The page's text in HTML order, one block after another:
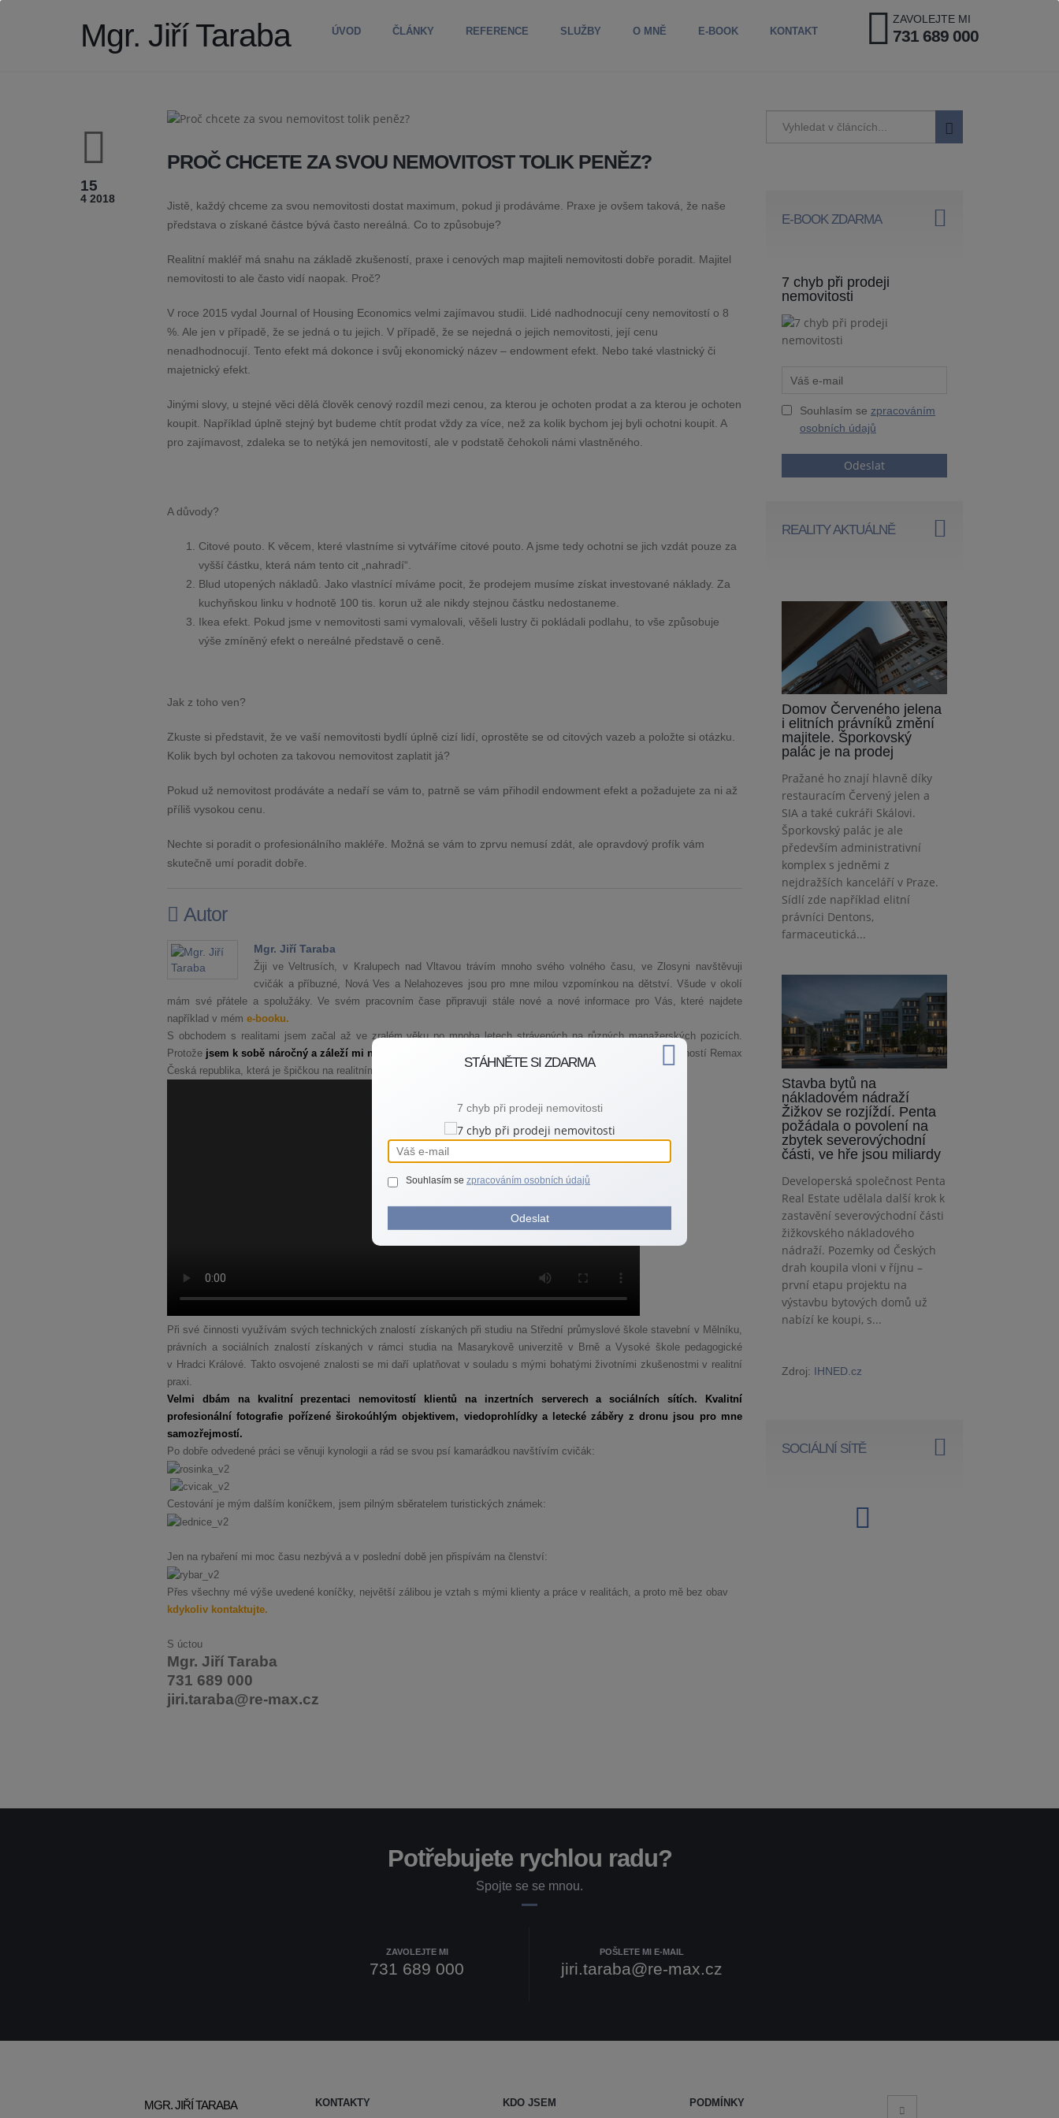
Mgr. Jiří Taraba ZAVOLEJTE MI
731 689 000
ÚVOD ČLÁNKY REFERENCE SLUŽBY O MNĚ E-BOOK KONTAKT
15
4 2018
PROČ CHCETE ZA SVOU NEMOVITOST TOLIK PENĚZ?
Jistě, každý chceme za svou nemovitosti dostat maximum, pokud ji prodáváme. Praxe je ovšem taková, že naše
představa o získané částce bývá často nereálná. Co to způsobuje?
Realitní makléř má snahu na základě zkušeností, praxe i cenových map majiteli nemovitosti dobře poradit. Majitel
nemovitosti to ale často vidí naopak. Proč?
V roce 2015 vydal Journal of Housing Economics velmi zajímavou studii. Lidé nadhodnocují ceny nemovitostí o 8
%. Ale jen v případě, že se jedná o tu jejich. V případě, že se nejedná o jejich nemovitosti, její cenu
nenadhodnocují. Tento efekt má dokonce i svůj ekonomický název – endowment efekt. Nebo také vlastnický či
majetnický efekt.
Jinými slovy, u stejné věci dělá člověk cenový rozdíl mezi cenou, za kterou je ochoten prodat a za kterou je ochoten
koupit. Například úplně stejný byt budeme chtít prodat vždy za více, než za kolik bychom jej byli ochotni koupit. A
pro zajímavost, zdaleka se to netýká jen nemovitostí, ale v podstatě čehokoli námi vlastněného.
A důvody?
Citové pouto. K věcem, které vlastníme si vytváříme citové pouto. A jsme tedy ochotni se jich vzdát pouze za
vyšší částku, která nám tento cit „nahradí“.
Blud utopených nákladů. Jako vlastnící míváme pocit, že prodejem musíme získat investované náklady. Za
kuchyňskou linku v hodnotě 100 tis. korun už ale nikdy stejnou částku nedostaneme.
Ikea efekt. Pokud jsme v nemovitosti sami vymalovali, věšeli lustry či pokládali podlahu, to vše způsobuje
výše zmíněný efekt o nereálné představě o ceně.
Jak z toho ven?
Zkuste si představit, že ve vaší nemovitosti bydlí úplně cizí lidí, oprostěte se od citových vazeb a položte si otázku.
Kolik bych byl ochoten za takovou nemovitost zaplatit já?
Pokud už nemovitost prodáváte a nedaří se vám to, patrně se vám přihodil endowment efekt a požadujete za ni až
příliš vysokou cenu.
Nechte si poradit o profesionálního makléře. Možná se vám to zprvu nemusí zdát, ale opravdový profík vám
skutečně umí poradit dobře.
Autor
Mgr. Jiří Taraba
Žiji ve Veltrusích, v Kralupech nad Vltavou trávím mnoho svého volného času, ve Zlosyni navštěvuji
cvičák a příbuzné, Nová Ves a Nelahozeves jsou pro mne milou vzpomínkou na dětství. Všude v okolí
mám své přátele a spolužáky. Ve svém pracovním čase připravuji stále nové a nové informace pro Vás, které najdete
například v mém e-booku.
S obchodem s realitami jsem začal až ve zralém věku po mnoha letech strávených na různých manažerských pozicích.
Protože jsem k sobě náročný a záleží mi na kvalitě mé práce
, rozhodl jsem se spojit své podnikání se společností Remax
Česká republika, která je špičkou na realitním trhu.
Při své činnosti využívám svých technických znalostí získaných při studiu na Střední průmyslové škole stavební v Mělníku,
právních a sociálních znalostí získaných v rámci studia na Masarykově univerzitě v Brně a Vysoké škole pedagogické
v Hradci Králové. Takto osvojené znalosti se mi daří uplatňovat v souladu s mými bohatými životními zkušenostmi v realitní
praxi.
Velmi dbám na kvalitní prezentaci nemovitostí klientů na inzertních serverech a sociálních sítích. Kvalitní
profesionální fotografie pořízené širokoúhlým objektivem, viedoprohlídky a letecké záběry z dronu jsou pro mne
samozřejmostí.
Po dobře odvedené práci se věnuji kynologii a rád se svou psí kamarádkou navštívím cvičák:
Cestování je mým dalším koníčkem, jsem pilným sběratelem turistických známek:
Jen na rybaření mi moc času nezbývá a v poslední době jen přispívám na členství:
Přes všechny mé výše uvedené koníčky, největší zálibou je vztah s mými klienty a práce v realitách, a proto mě bez obav
kdykoliv kontaktujte.
S úctou
Mgr. Jiří Taraba
731 689 000
jiri.taraba@re-max.cz
E-BOOK ZDARMA
7 chyb při prodeji
nemovitosti
Souhlasím se zpracováním
osobních údajů
Odeslat
REALITY AKTUÁLNĚ
Domov Červeného jelena
i elitních právníků změní
majitele. Šporkovský
palác je na prodej
Pražané ho znají hlavně díky
restauracím Červený jelen a
SIA a také cukráři Skálovi.
Šporkovský palác je ale
především administrativní
komplex s jedněmi z
nejdražších kanceláří v Praze.
Sídlí zde například elitní
právníci Dentons,
farmaceutická...
Stavba bytů na
nákladovém nádraží
Žižkov se rozjíždí. Penta
požádala o povolení na
zbytek severovýchodní
části, ve hře jsou miliardy
Developerská společnost Penta
Real Estate udělala další krok k
zastavění severovýchodní části
žižkovského nákladového
nádraží. Pozemky od Českých
drah koupila vloni v říjnu –
první etapu projektu na
výstavbu bytových domů už
nabízí ke koupi, s...
Zdroj: IHNED.cz
SOCIÁLNÍ SÍTĚ
Potřebujete rychlou radu?
Spojte se se mnou.
ZAVOLEJTE MI
731 689 000
POŠLETE MI E-MAIL
jiri.taraba@re-max.cz
MGR. JIŘÍ TARABA KONTAKTY KDO JSEM PODMÍNKY
STÁHNĚTE SI ZDARMA
7 chyb při prodeji nemovitosti
Souhlasím se zpracováním osobních údajů
Odeslat